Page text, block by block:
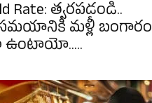
Rate: త్వరపడండి..
మళ్లీ బంగారం
ఉంటాయో.....